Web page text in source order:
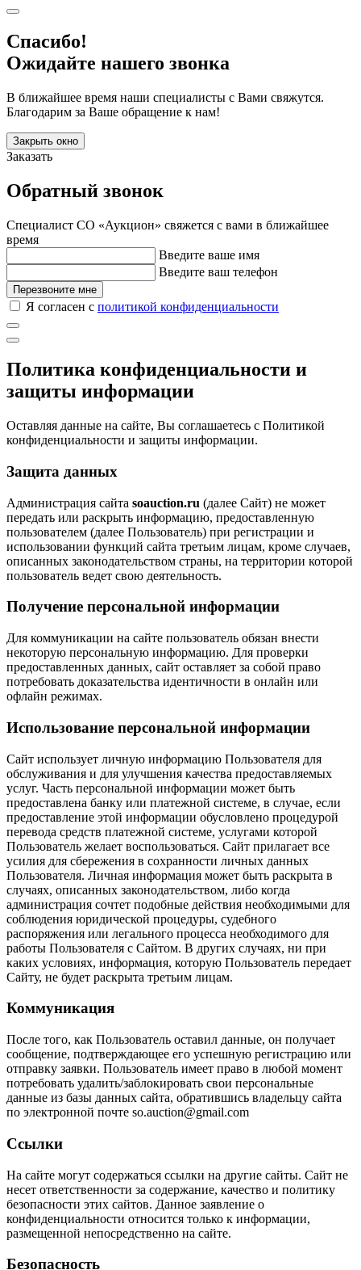
Спасибо!
Ожидайте нашего звонка
В ближайшее время наши специалисты с Вами свяжутся.
Благодарим за Ваше обращение к нам!
Закрыть окно
Заказать
Обратный звонок
Специалист СО «Аукцион» свяжется с вами в ближайшее
время
Введите ваше имя
Введите ваш телефон
Перезвоните мне
Я согласен с политикой конфиденциальности
Политика конфиденциальности и
защиты информации
Оставляя данные на сайте, Вы соглашаетесь с Политикой
конфиденциальности и защиты информации.
Защита данных
Администрация сайта soauction.ru (далее Сайт) не может
передать или раскрыть информацию, предоставленную
пользователем (далее Пользователь) при регистрации и
использовании функций сайта третьим лицам, кроме случаев,
описанных законодательством страны, на территории которой
пользователь ведет свою деятельность.
Получение персональной информации
Для коммуникации на сайте пользователь обязан внести
некоторую персональную информацию. Для проверки
предоставленных данных, сайт оставляет за собой право
потребовать доказательства идентичности в онлайн или
офлайн режимах.
Использование персональной информации
Сайт использует личную информацию Пользователя для
обслуживания и для улучшения качества предоставляемых
услуг. Часть персональной информации может быть
предоставлена банку или платежной системе, в случае, если
предоставление этой информации обусловлено процедурой
перевода средств платежной системе, услугами которой
Пользователь желает воспользоваться. Сайт прилагает все
усилия для сбережения в сохранности личных данных
Пользователя. Личная информация может быть раскрыта в
случаях, описанных законодательством, либо когда
администрация сочтет подобные действия необходимыми для
соблюдения юридической процедуры, судебного
распоряжения или легального процесса необходимого для
работы Пользователя с Сайтом. В других случаях, ни при
каких условиях, информация, которую Пользователь передает
Сайту, не будет раскрыта третьим лицам.
Коммуникация
После того, как Пользователь оставил данные, он получает
сообщение, подтверждающее его успешную регистрацию или
отправку заявки. Пользователь имеет право в любой момент
потребовать удалить/заблокировать свои персональные
данные из базы данных сайта, обратившись владельцу сайта
по электронной почте so.auction@gmail.com
Ссылки
На сайте могут содержаться ссылки на другие сайты. Сайт не
несет ответственности за содержание, качество и политику
безопасности этих сайтов. Данное заявление о
конфиденциальности относится только к информации,
размещенной непосредственно на сайте.
Безопасность